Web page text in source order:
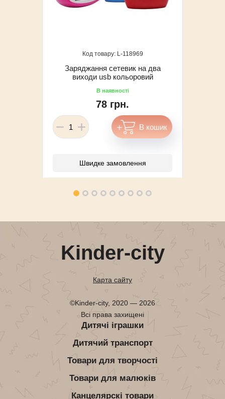
118969
Заряджання сетевик на два
виходи usb кольоровий
78 грн.
Швидке замовлення
Kinder-city
Карта сайту
©Kinder-city, 2020 — 2026
Всі права захищені
Дитячі іграшки
Дитячий транспорт
Товари для творчості
Товари для малюків
Канцелярскі товари